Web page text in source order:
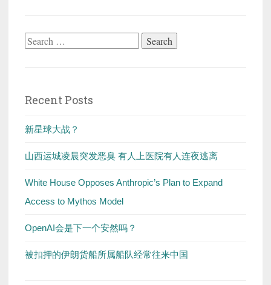
Search
Recent Posts
新星球大战？
山西运城凌晨突发恶臭 有人上医院有人连夜逃离
White House Opposes Anthropic’s Plan to Expand
Access to Mythos Model
OpenAI会是下一个安然吗？
被扣押的伊朗货船所属船队经常往来中国